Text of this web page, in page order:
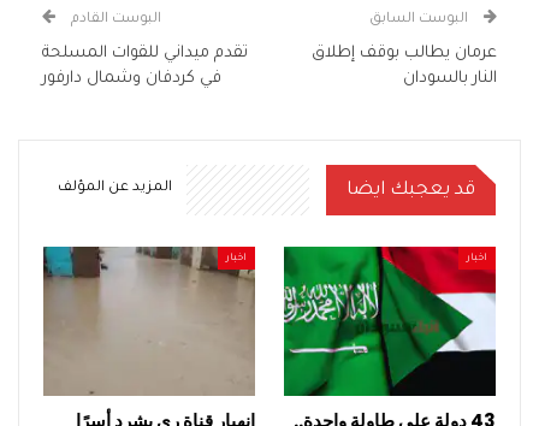
البوست السابق
عرمان يطالب بوقف إطلاق
النار بالسودان
البوست القادم
تقدم ميداني للقوات المسلحة
في كردفان وشمال دارفور
قد يعجبك ايضا المزيد عن المؤلف
اخبار
43 دولة على طاولة واحدة..
اخبار
انهيار قناة ري يشرد أسرًا